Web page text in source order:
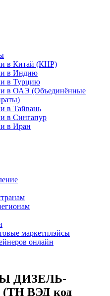
в Китай (КНР)
в Индию
в Турцию
в ОАЭ (Объединённые
в Тайвань
в Сингапур
в Иран
маркетплэйсы
онлайн
ДИЗЕЛЬ-
ВЭД код